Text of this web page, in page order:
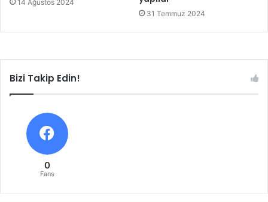
14 Ağustos 2024
31 Temmuz 2024
Bizi Takip Edin!
0
Fans